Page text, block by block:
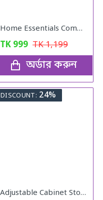
Home Essentials Combo Pack
TK 999 TK1,199
অর্ডার করুন
DISCOUNT: 24%
Adjustable Cabinet Storage Divider (6pcs)